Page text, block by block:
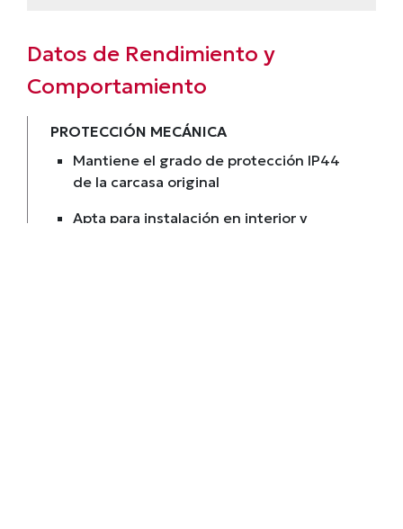
Datos de Rendimiento y
Comportamiento
PROTECCIÓN MECÁNICA
Mantiene el grado de protección IP44
de la carcasa original
Apta para instalación en interior y